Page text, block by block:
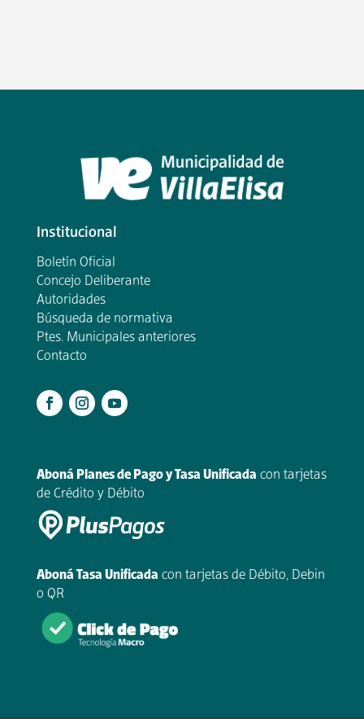
Institucional
Boletín Oficial
Concejo Deliberante
Autoridades
Búsqueda de normativa
Ptes. Municipales anteriores
Contacto
Aboná Planes de Pago y Tasa Unificada con tarjetas
de Crédito y Débito
Aboná Tasa Unificada con tarjetas de Débito, Debin
o QR